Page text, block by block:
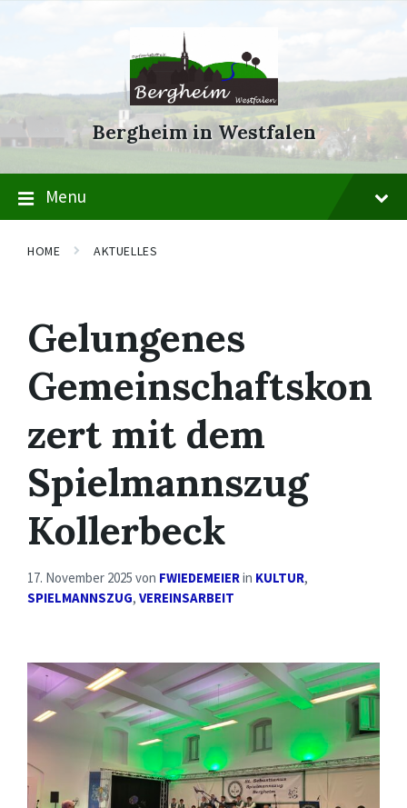
Skip
Skip
Skip
Bergheim in Westfalen
Menu
HOME AKTUELLES
Gelungenes
Gemeinschaftskon
zert mit dem
Spielmannszug
Kollerbeck
17. November 2025 von FWIEDEMEIERin KULTUR,
SPIELMANNSZUG, VEREINSARBEIT